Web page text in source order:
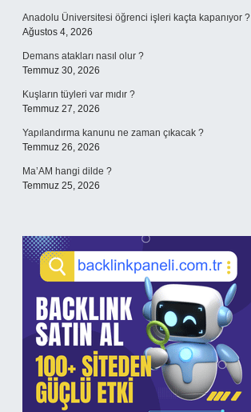
Anadolu Üniversitesi öğrenci işleri kaçta kapanıyor ?
Ağustos 4, 2026
Demans atakları nasıl olur ?
Temmuz 30, 2026
Kuşların tüyleri var mıdır ?
Temmuz 27, 2026
Yapılandırma kanunu ne zaman çıkacak ?
Temmuz 26, 2026
Ma’AM hangi dilde ?
Temmuz 25, 2026